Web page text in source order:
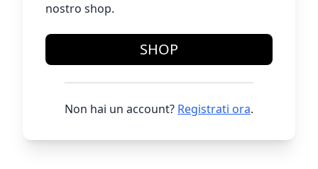
nostro shop.
SHOP
Non hai un account? Registrati ora.